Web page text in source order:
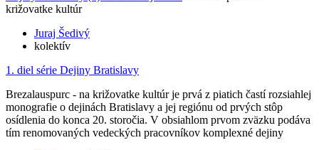
križovatke kultúr
Juraj Šedivý
kolektív
1. diel série Dejiny Bratislavy
Brezalauspurc - na križovatke kultúr je prvá z piatich častí rozsiahlej
monografie o dejinách Bratislavy a jej regiónu od prvých stôp
osídlenia do konca 20. storočia. V obsiahlom prvom zväzku podáva
tím renomovaných vedeckých pracovníkov komplexné dejiny